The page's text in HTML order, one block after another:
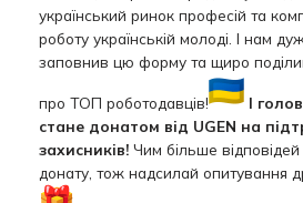
український ринок професій та
роботу українській молоді. І нам
заповнив цю форму та щиро
про ТОП роботодавців!
І
стане донатом від UGEN на
захисників! Чим більше
донату, тож надсилай опитування